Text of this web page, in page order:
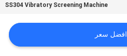
SS304 Vibratory Screening Machine
افضل سعر